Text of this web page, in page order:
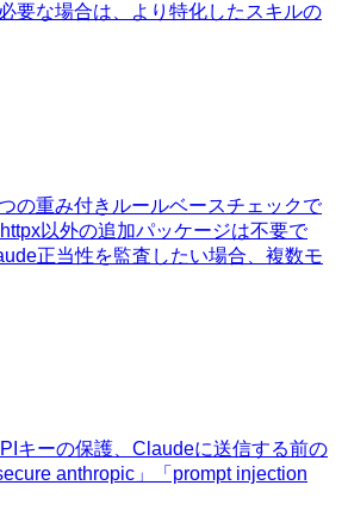
要な場合は、より特化したスキルの
の重み付きルールベースチェックで
以外の追加パッケージは不要で
正当性を監査したい場合、複数モ
キーの保護、Claudeに送信する前の
anthropic」「prompt injection